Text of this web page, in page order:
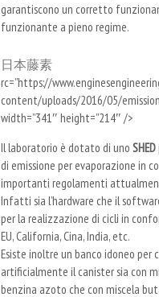
garantiscono un corretto
funzionante a pieno regime.
日本藤素
rc=”https://
content/uploads/2016/05/
width=”341″ height=”214″ />
Il laboratorio è dotato di uno SHED
di emissione per evaporazione in
importanti regolamenti
Infatti sia l’hardware che il
per la realizzazione di cicli in
EU, California, Cina, India, etc.
Esiste inoltre un banco idoneo per
artificialmente il canister sia con
benzina azoto che con miscela